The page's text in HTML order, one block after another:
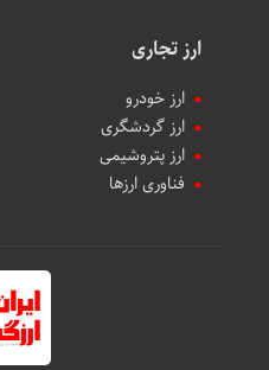
ارز تجاری
ارز خودرو
ارز گردشگری
ارز پتروشیمی
فناوری ارزها